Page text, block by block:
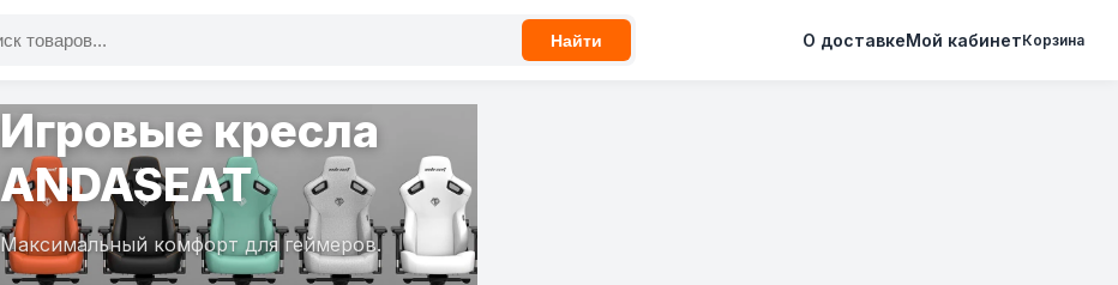
Найти О доставкеМой кабинетКорзина
Игровые кресла
ANDASEAT
Максимальный комфорт для геймеров.